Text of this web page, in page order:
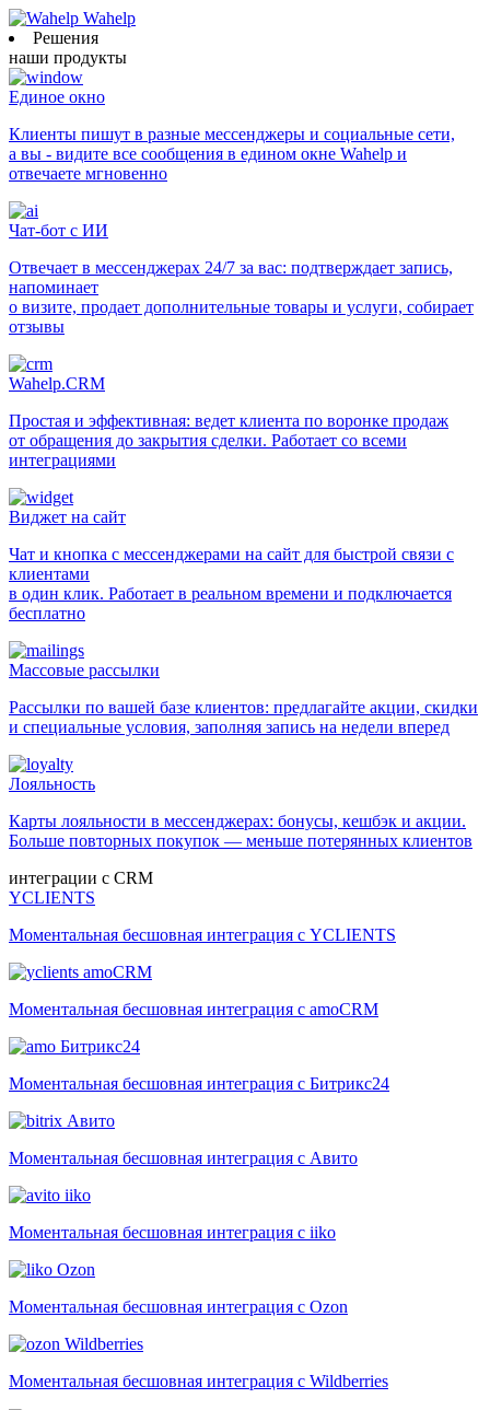
Wahelp
Решения
наши продукты
Единое окно
Клиенты пишут в разные мессенджеры и социальные сети,
а вы - видите все сообщения в едином окне Wahelp и
отвечаете мгновенно
Чат-бот с ИИ
Отвечает в мессенджерах 24/7 за вас: подтверждает запись,
напоминает
о визите, продает дополнительные товары и услуги, собирает
отзывы
Wahelp.CRM
Простая и эффективная: ведет клиента по воронке продаж
от обращения до закрытия сделки. Работает со всеми
интеграциями
Виджет на сайт
Чат и кнопка с мессенджерами на сайт для быстрой связи с
клиентами
в один клик. Работает в реальном времени и подключается
бесплатно
Массовые рассылки
Рассылки по вашей базе клиентов: предлагайте акции, скидки
и специальные условия, заполняя запись на недели вперед
Лояльность
Карты лояльности в мессенджерах: бонусы, кешбэк и акции.
Больше повторных покупок — меньше потерянных клиентов
интеграции с CRM
YCLIENTS
Моментальная бесшовная интеграция с YCLIENTS
amoCRM
Моментальная бесшовная интеграция с amoCRM
Битрикс24
Моментальная бесшовная интеграция с Битрикс24
Авито
Моментальная бесшовная интеграция с Авито
iiko
Моментальная бесшовная интеграция с iiko
Ozon
Моментальная бесшовная интеграция с Ozon
Wildberries
Моментальная бесшовная интеграция с Wildberries